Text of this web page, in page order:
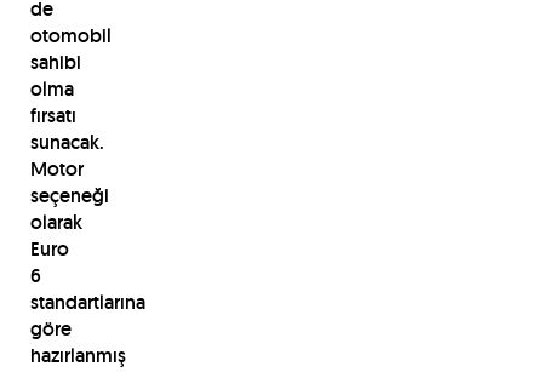
de
otomobil
sahibi
olma
fırsatı
sunacak.
Motor
seçeneği
olarak
Euro
6
standartlarına
göre
hazırlanmış